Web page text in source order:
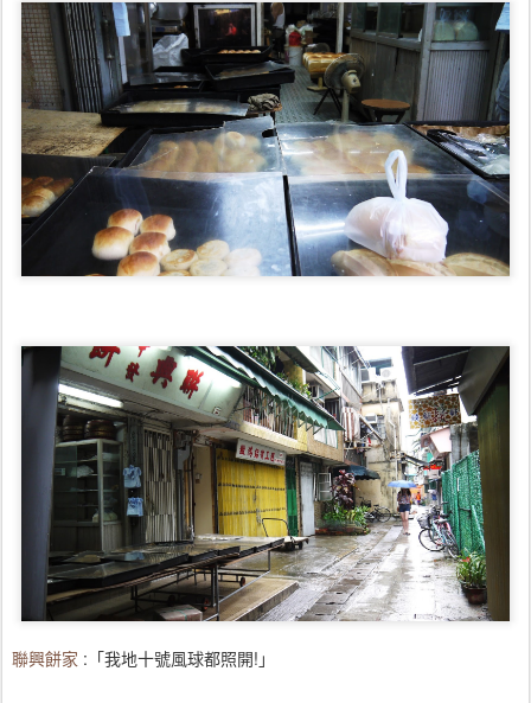
聯興餅家 :「我地十號風球都照開!」